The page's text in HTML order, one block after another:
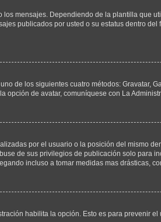
mensajes. Dependiendo de la plantilla que
publicados por usted o su estatus dentro
de los siguientes cuatro métodos: Gravatar,
de avatar, comuníquese con La
por el usuario o la posición del mismo
de sus privilegios de publicación solo para
incluso a tomar medidas mas drásticas,
habilita la opción. Esto es para prevenir